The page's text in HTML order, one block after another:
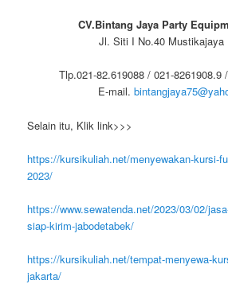
CV.Bintang Jaya Party
Jl. Siti I No.40 Mustikajaya
Tlp.021-82.619088 / 021-8261908.9
E-mail.
Selain itu, Klik link>>>
https://kursikuliah.net/menyewakan-kursi-
2023/
https://www.sewatenda.net/2023/03/02/
siap-kirim-jabodetabek/
https://kursikuliah.net/tempat-menyewa-
jakarta/